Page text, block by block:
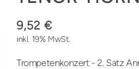
9,52 €
inkl. 19% MwSt.
Trompetenkonzert - 2. Satz